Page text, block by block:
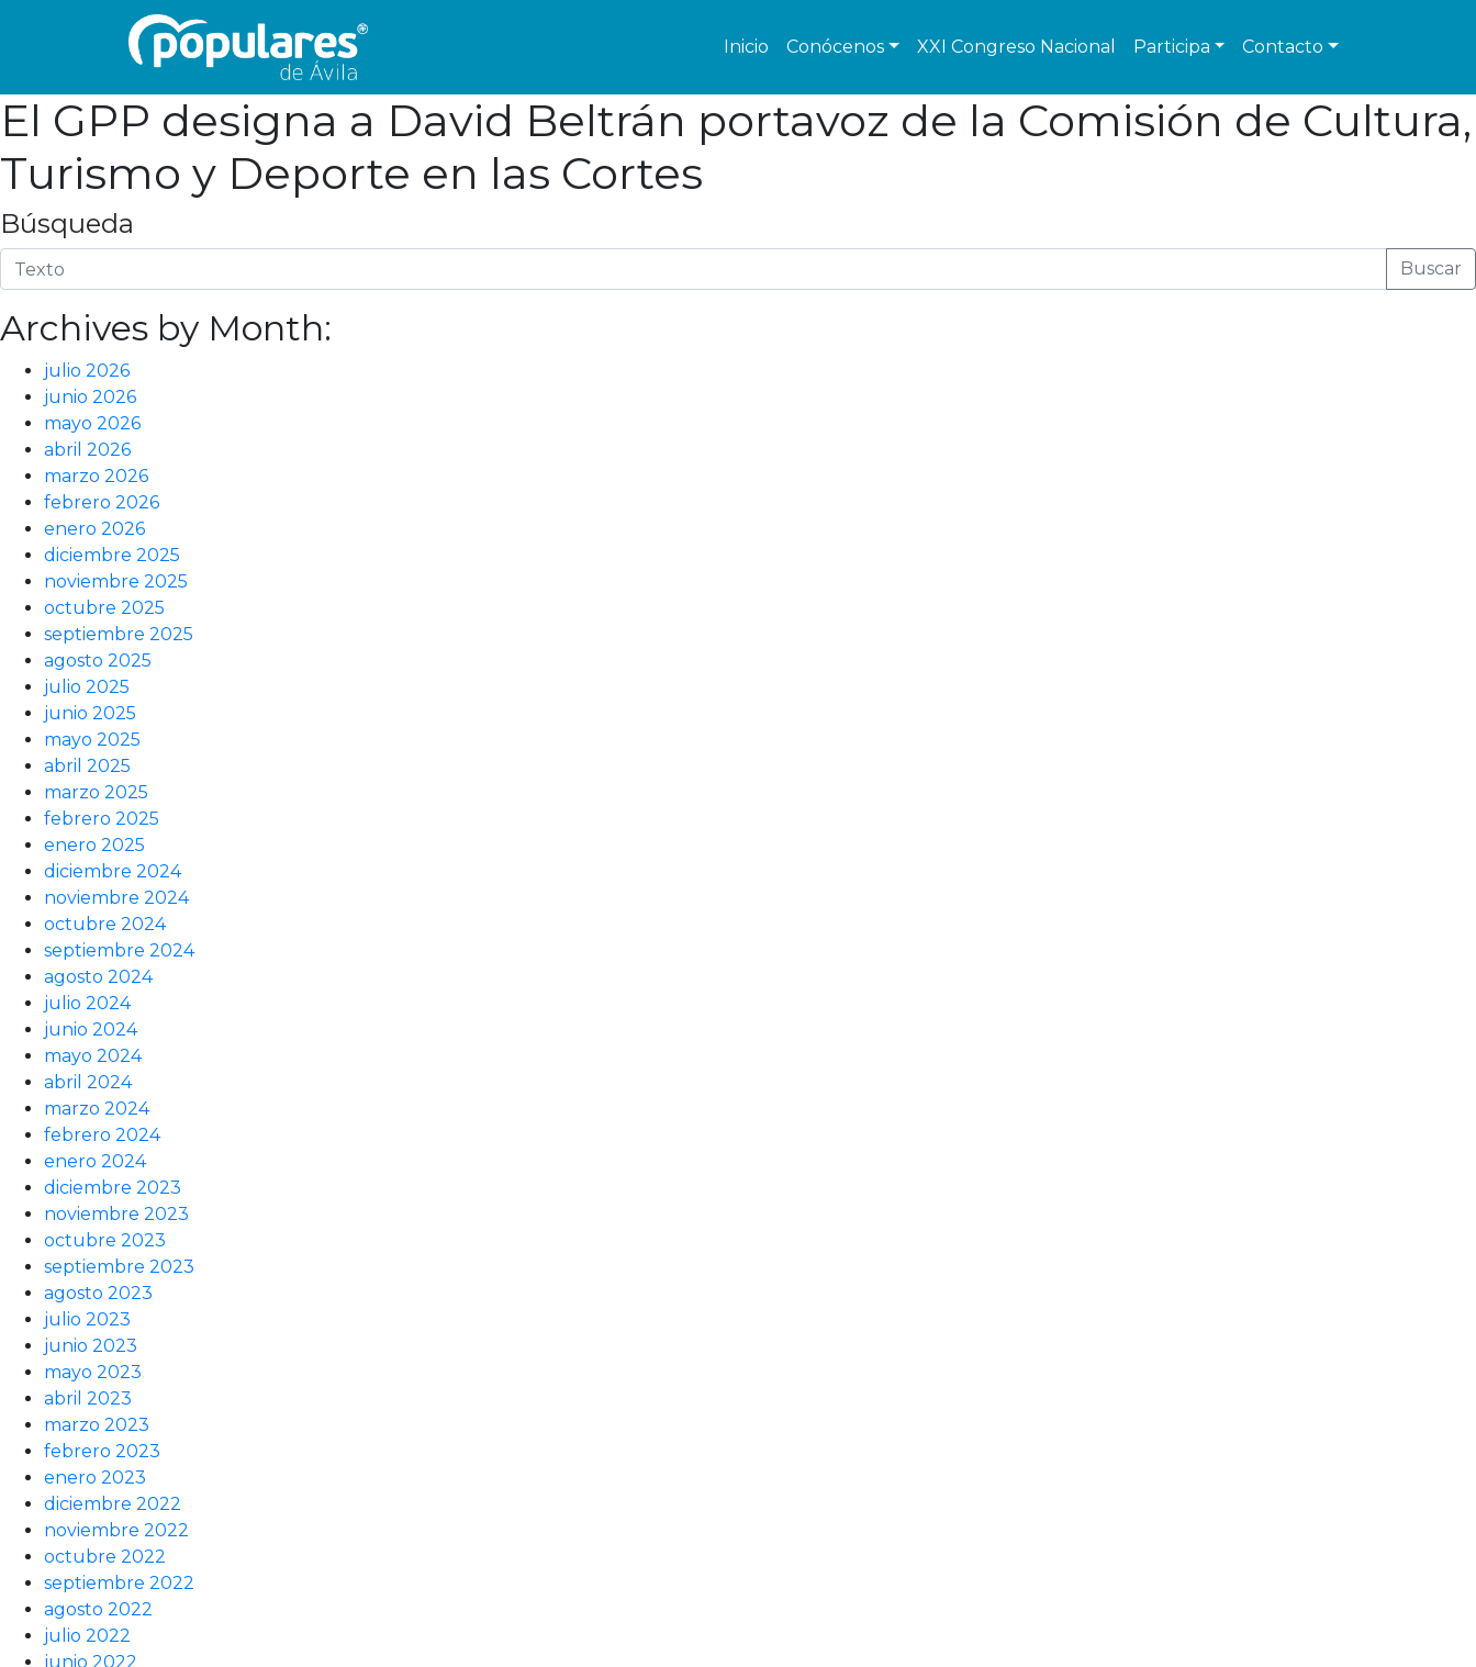
Inicio Conócenos XXI Congreso Nacional Participa Contacto
El GPP designa a David Beltrán portavoz de la Comisión de Cultura,
Turismo y Deporte en las Cortes
Búsqueda
Buscar
Archives by Month:
julio 2026
junio 2026
mayo 2026
abril 2026
marzo 2026
febrero 2026
enero 2026
diciembre 2025
noviembre 2025
octubre 2025
septiembre 2025
agosto 2025
julio 2025
junio 2025
mayo 2025
abril 2025
marzo 2025
febrero 2025
enero 2025
diciembre 2024
noviembre 2024
octubre 2024
septiembre 2024
agosto 2024
julio 2024
junio 2024
mayo 2024
abril 2024
marzo 2024
febrero 2024
enero 2024
diciembre 2023
noviembre 2023
octubre 2023
septiembre 2023
agosto 2023
julio 2023
junio 2023
mayo 2023
abril 2023
marzo 2023
febrero 2023
enero 2023
diciembre 2022
noviembre 2022
octubre 2022
septiembre 2022
agosto 2022
julio 2022
junio 2022